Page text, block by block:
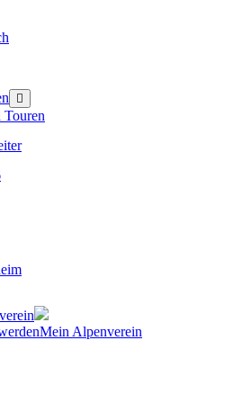
Mein Alpenverein